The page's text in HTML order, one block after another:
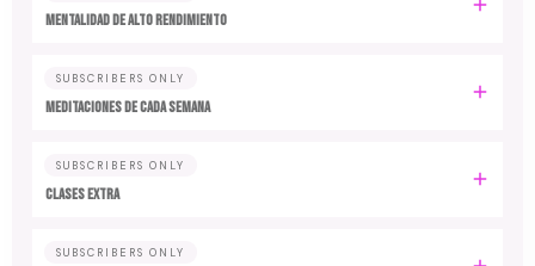
MENTALIDAD DE ALTO RENDIMIENTO
SUBSCRIBERS ONLY
MEDITACIONES DE CADA SEMANA
SUBSCRIBERS ONLY
CLASES EXTRA
SUBSCRIBERS ONLY